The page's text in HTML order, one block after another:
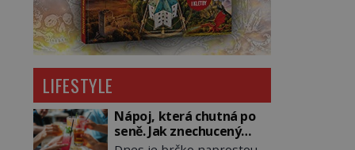
LIFESTYLE
Nápoj, která chutná po
seně. Jak znechucený
Američan vymyslel brčko